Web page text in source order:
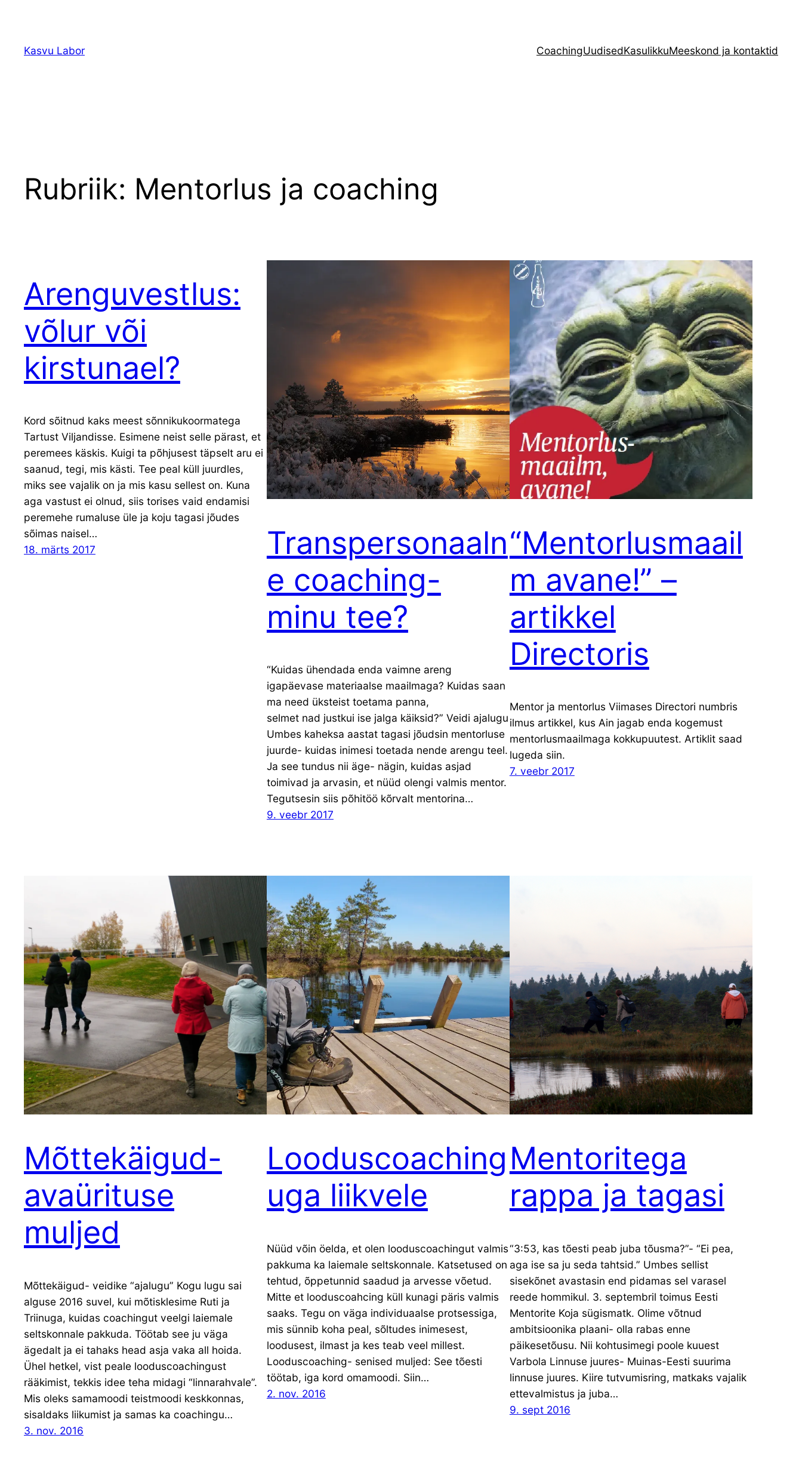
juurdeKasvu Labor CoachingUudisedKasulikkuMeeskond ja kontaktid
Rubriik: Mentorlus ja coaching
Arenguvestlus:
võlur või
kirstunael?
Kord sõitnud kaks meest sõnnikukoormatega
Tartust Viljandisse. Esimene neist selle pärast, et
peremees käskis. Kuigi ta põhjusest täpselt aru ei
saanud, tegi, mis kästi. Tee peal küll juurdles,
miks see vajalik on ja mis kasu sellest on. Kuna
aga vastust ei olnud, siis torises vaid endamisi
peremehe rumaluse üle ja koju tagasi jõudes
sõimas naisel…
18. märts 2017
Transpersonaaln
e coaching-
minu tee?
“Kuidas ühendada enda vaimne areng
igapäevase materiaalse maailmaga? Kuidas saan
ma need üksteist toetama panna,
selmet nad justkui ise jalga käiksid?” Veidi ajalugu
Umbes kaheksa aastat tagasi jõudsin mentorluse
juurde- kuidas inimesi toetada nende arengu teel.
Ja see tundus nii äge- nägin, kuidas asjad
toimivad ja arvasin, et nüüd olengi valmis mentor.
Tegutsesin siis põhitöö kõrvalt mentorina…
9. veebr 2017
“Mentorlusmaail
m avane!” –
artikkel
Directoris
Mentor ja mentorlus Viimases Directori numbris
ilmus artikkel, kus Ain jagab enda kogemust
mentorlusmaailmaga kokkupuutest. Artiklit saad
lugeda siin.
7. veebr 2017
Mõttekäigud-
avaürituse
muljed
Mõttekäigud- veidike “ajalugu” Kogu lugu sai
alguse 2016 suvel, kui mõtisklesime Ruti ja
Triinuga, kuidas coachingut veelgi laiemale
seltskonnale pakkuda. Töötab see ju väga
ägedalt ja ei tahaks head asja vaka all hoida.
Ühel hetkel, vist peale looduscoachingust
rääkimist, tekkis idee teha midagi “linnarahvale”.
Mis oleks samamoodi teistmoodi keskkonnas,
sisaldaks liikumist ja samas ka coachingu…
3. nov. 2016
Looduscoaching
uga liikvele
Nüüd võin öelda, et olen looduscoachingut valmis
pakkuma ka laiemale seltskonnale. Katsetused on
tehtud, õppetunnid saadud ja arvesse võetud.
Mitte et looduscoahcing küll kunagi päris valmis
saaks. Tegu on väga individuaalse protsessiga,
mis sünnib koha peal, sõltudes inimesest,
loodusest, ilmast ja kes teab veel millest.
Looduscoaching- senised muljed: See tõesti
töötab, iga kord omamoodi. Siin…
2. nov. 2016
Mentoritega
rappa ja tagasi
“3:53, kas tõesti peab juba tõusma?”- “Ei pea,
aga ise sa ju seda tahtsid.” Umbes sellist
sisekõnet avastasin end pidamas sel varasel
reede hommikul. 3. septembril toimus Eesti
Mentorite Koja sügismatk. Olime võtnud
ambitsioonika plaani- olla rabas enne
päikesetõusu. Nii kohtusimegi poole kuuest
Varbola Linnuse juures- Muinas-Eesti suurima
linnuse juures. Kiire tutvumisring, matkaks vajalik
ettevalmistus ja juba…
9. sept 2016